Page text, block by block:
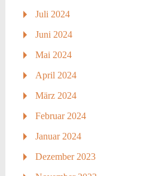
Juli 2024
Juni 2024
Mai 2024
April 2024
März 2024
Februar 2024
Januar 2024
Dezember 2023